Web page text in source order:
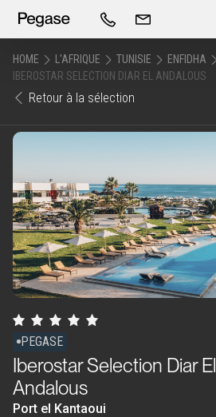
HOME L'AFRIQUE TUNISIE ENFIDHA
IBEROSTAR SELECTION DIAR EL ANDALOUS
Retour à la sélection
PEGASE
Iberostar Selection Diar El
Andalous
Port el Kantaoui